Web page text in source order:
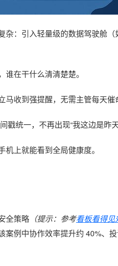
：引入轻量级的数据驾驶舱
在干什么清清楚楚。
收到强提醒，无需主管每天催
戳统一，不再出现“我这边是昨
上就能看到全局健康度。
全策略 （提示：参考看板看得见
例中协作效率提升约 40%、投